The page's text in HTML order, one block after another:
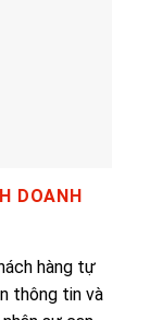
DOANH
hàng tự
thông tin và